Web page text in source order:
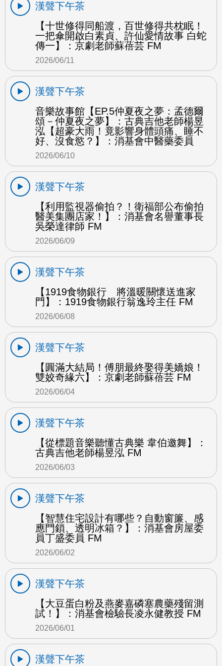
漢聲下午茶
【十世修得同船渡，百世修得共枕眠！
一把傘開啟白素貞、許仙愛情故事 白蛇
傳一】：京劇老師蘇蓓芸 FM
2026/06/11
漢聲下午茶
音樂故事館【EP.5仲夏夜之夢：孟德爾
頌－仲夏夜之夢】：古典吉他老師楊昱
泓【超豪大雨！竟影響身體頭痛、睡不
好、沒食慾？】：消基會中醫藥委員
2026/06/10
漢聲下午茶
【利用監視器偷拍？！衛福部公布偷拍
醫美集團店家！】：消基會名譽董事長
吳榮達律師 FM
2026/06/09
漢聲下午茶
【1919食物銀行 將溫暖關懷送進家
門】：1919食物銀行翁逸玲主任 FM
2026/06/08
漢聲下午茶
【圓滿大結局！傅朋最終娶得美嬌娘！
雙姣奇緣六】：京劇老師蘇蓓芸 FM
2026/06/04
漢聲下午茶
【從標題音樂聽懂古典樂 韋伯邀舞】：
古典吉他老師楊昱泓 FM
2026/06/03
漢聲下午茶
【智慧住宅設計有哪些？自動窗簾、感
應門鎖、透明冰箱？】：消基會房屋委
員丁盛委員 FM
2026/06/02
漢聲下午茶
【大豆蛋白粉及燕麥嘉磷塞農藥殘留測
試！】：消基會檢驗長凌永健教授 FM
2026/06/01
漢聲下午茶